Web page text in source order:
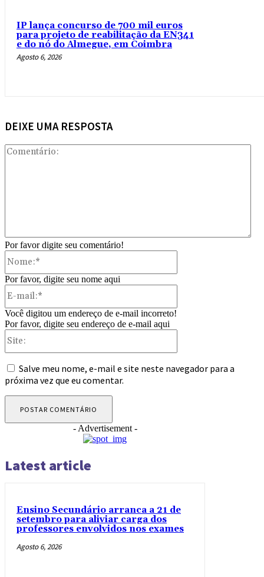
IP lança concurso de 700 mil euros
para projeto de reabilitação da EN341
e do nó do Almegue, em Coimbra
Agosto 6, 2026
DEIXE UMA RESPOSTA
Por favor digite seu comentário!
Por favor, digite seu nome aqui
Você digitou um endereço de e-mail incorreto!
Por favor, digite seu endereço de e-mail aqui
Salve meu nome, e-mail e site neste navegador para a
próxima vez que eu comentar.
- Advertisement -
Latest article
Ensino Secundário arranca a 21 de
setembro para aliviar carga dos
professores envolvidos nos exames
Agosto 6, 2026